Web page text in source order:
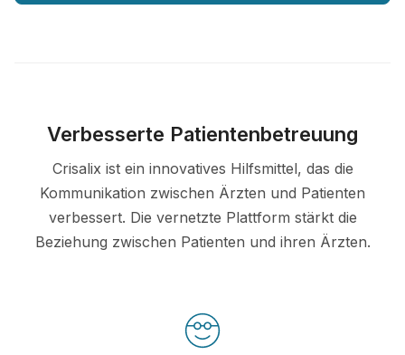
Verbesserte Patientenbetreuung
Crisalix ist ein innovatives Hilfsmittel, das die
Kommunikation zwischen Ärzten und Patienten
verbessert. Die vernetzte Plattform stärkt die
Beziehung zwischen Patienten und ihren Ärzten.